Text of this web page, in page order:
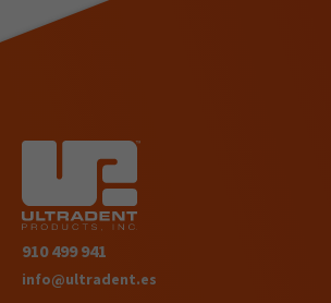
910 499 941
info@ultradent.es